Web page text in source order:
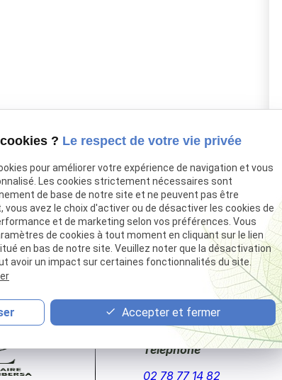
Téléphone
02 78 77 14 82
? Le respect de votre vie privée
pour améliorer votre expérience de navigation et vous
Les cookies strictement nécessaires sont
de base de notre site et ne peuvent pas être
vous avez le choix d'activer ou de désactiver les cookies de
et de marketing selon vos préférences. Vous
de cookies à tout moment en cliquant sur le lien
en bas de notre site. Veuillez noter que la désactivation
avoir un impact sur certaines fonctionnalités du site.
Accepter et fermer